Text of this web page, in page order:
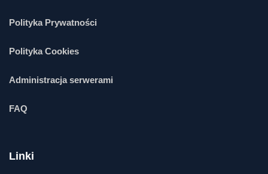
Polityka Prywatności
Polityka Cookies
Administracja serwerami
FAQ
Linki